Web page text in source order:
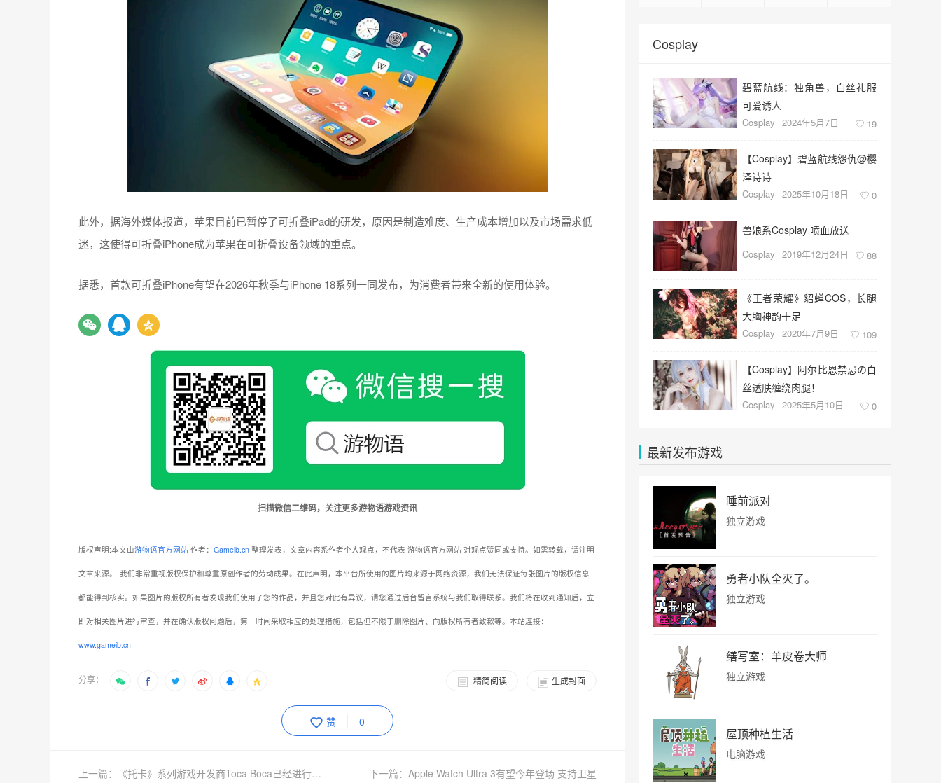
此外，据海外媒体报道，苹果目前已暂停了可折叠iPad的研发，原因是制造难度、生产成本增加以及市场需求低
迷，这使得可折叠iPhone成为苹果在可折叠设备领域的重点。
据悉，首款可折叠iPhone有望在2026年秋季与iPhone 18系列一同发布，为消费者带来全新的使用体验。
扫描微信二维码，关注更多游物语游戏资讯
版权声明:本文由游物语官方网站 作者： Gameib.cn 整理发表，文章内容系作者个人观点，不代表 游物语官方网站 对观点赞同或支持。如需转载，请注明
文章来源。 我们非常重视版权保护和尊重原创作者的劳动成果。在此声明，本平台所使用的图片均来源于网络资源，我们无法保证每张图片的版权信息
都能得到核实。如果图片的版权所有者发现我们使用了您的作品，并且您对此有异议，请您通过后台留言系统与我们取得联系。我们将在收到通知后，立
即对相关图片进行审查，并在确认版权问题后，第一时间采取相应的处理措施，包括但不限于删除图片、向版权所有者致歉等。本站连接：
www.gameib.cn
分享： 生成封面
精简阅读
赞 0
上一篇：《托卡》系列游戏开发商Toca Boca已经进行裁员 下一篇：Apple Watch Ultra 3有望今年登场 支持卫星
Cosplay
碧蓝航线：独角兽，白丝礼服
可爱诱人
Cosplay 2024年5月7日 19
【Cosplay】碧蓝航线怨仇@樱
泽诗诗
Cosplay 2025年10月18日 0
兽娘系Cosplay 喷血放送
Cosplay 2019年12月24日 88
《王者荣耀》貂蝉COS，长腿
大胸神韵十足
Cosplay 2020年7月9日 109
【Cosplay】阿尔比恩禁忌の白
丝透肤缠绕肉腿！
Cosplay 2025年5月10日 0
最新发布游戏
睡前派对
独立游戏
勇者小队全灭了。
独立游戏
缮写室：羊皮卷大师
独立游戏
屋顶种植生活
电脑游戏